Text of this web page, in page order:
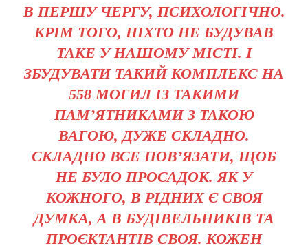
В ПЕРШУ ЧЕРГУ, ПСИХОЛОГІЧНО.
КРІМ ТОГО, НІХТО НЕ БУДУВАВ
ТАКЕ У НАШОМУ МІСТІ. І
ЗБУДУВАТИ ТАКИЙ КОМПЛЕКС НА
558 МОГИЛ ІЗ ТАКИМИ
ПАМ’ЯТНИКАМИ З ТАКОЮ
ВАГОЮ, ДУЖЕ СКЛАДНО.
СКЛАДНО ВСЕ ПОВ’ЯЗАТИ, ЩОБ
НЕ БУЛО ПРОСАДОК. ЯК У
КОЖНОГО, В РІДНИХ Є СВОЯ
ДУМКА, А В БУДІВЕЛЬНИКІВ ТА
ПРОЄКТАНТІВ СВОЯ. КОЖЕН